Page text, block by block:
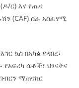
ር) እና የጤና
(CAF) ስራ አስፈፃሚ
ኳስ በአካል የዳበረ፣
ሴቶች፣ ህፃናትና
ማጠናከር